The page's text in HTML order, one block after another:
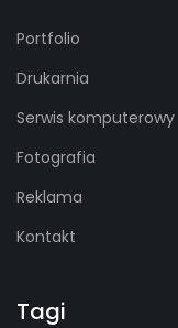
Portfolio
Drukarnia
Serwis komputerowy
Fotografia
Reklama
Kontakt
Tagi